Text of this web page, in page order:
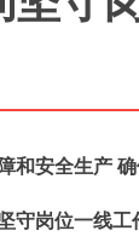
和安全生产
守岗位一线工